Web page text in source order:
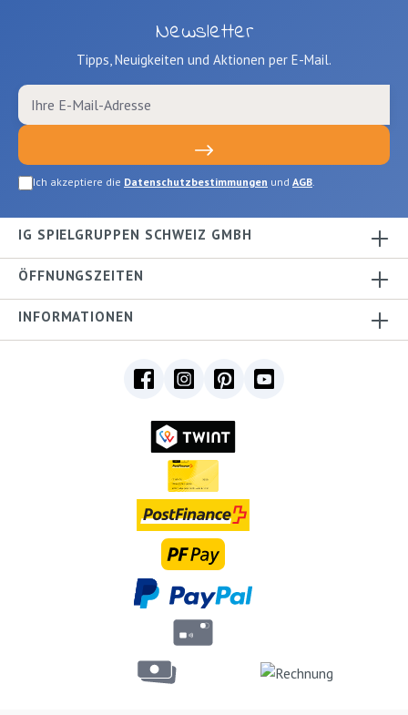
Newsletter
Tipps, Neuigkeiten und Aktionen per E-Mail.
Ich akzeptiere die Datenschutzbestimmungen und AGB.
IG SPIELGRUPPEN SCHWEIZ GMBH
ÖFFNUNGSZEITEN
INFORMATIONEN